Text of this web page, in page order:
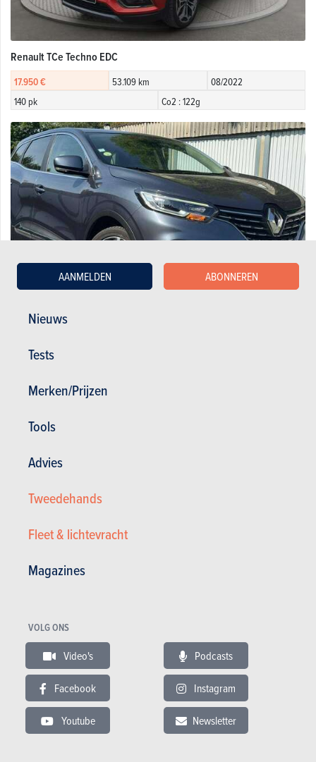
Nieuws
Tests
Merken/Prijzen
Tools
Advies
Tweedehands
Fleet & lichtevracht
Magazines
AANMELDEN ABONNEREN
VOLG ONS
Video's Podcasts
Facebook Instagram
Youtube Newsletter
Renault TCe Techno EDC
17.950 € 53.109 km
08/2022
140 pk
Co2 : 122g
13.950 €
115 pk
Renault 1.2 TCe Toit Pano Siège Cuir Chauffant Attac ...
10.990 €
03/2017
130 pk
Garantie : 12 maand